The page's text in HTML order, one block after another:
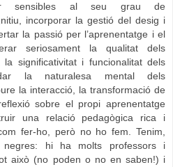
sensibles al seu grau de
incorporar la gestió del desig i
la passió per l’aprenentatge i el
seriosament la qualitat dels
significativitat i funcionalitat dels
la naturalesa mental dels
la interacció, la transformació de
sobre el propi aprenentatge
una relació pedagògica rica i
fer-ho, però no ho fem. Tenim,
negres: hi ha molts professors i
això (no poden o no en saben!) i